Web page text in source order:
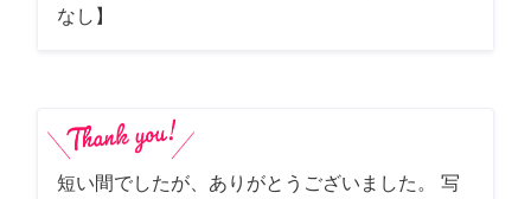
なし】
短い間でしたが、ありがとうございました。 写